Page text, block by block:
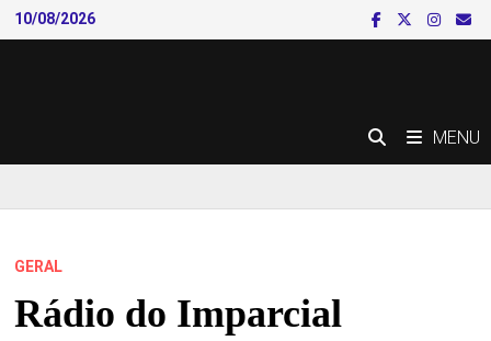
Skip
to
10/08/2026
MENU
GERAL
Rádio do Imparcial